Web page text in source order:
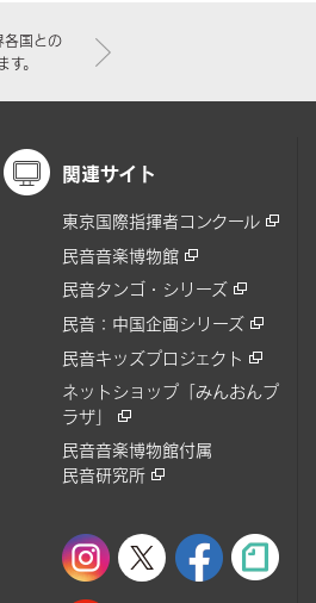
各国との
。
関連サイト
東京国際指揮者コンクール
民音音楽博物館
民音タンゴ・シリーズ
民音：中国企画シリーズ
民音キッズプロジェクト
ネットショップ「みんおんプ
ラザ」
民音音楽博物館付属
民音研究所